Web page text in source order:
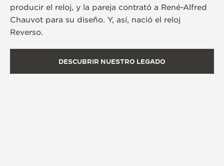
producir el reloj, y la pareja contrató a René-Alfred
Chauvot para su diseño. Y, así, nació el reloj
Reverso.
DESCUBRIR NUESTRO LEGADO